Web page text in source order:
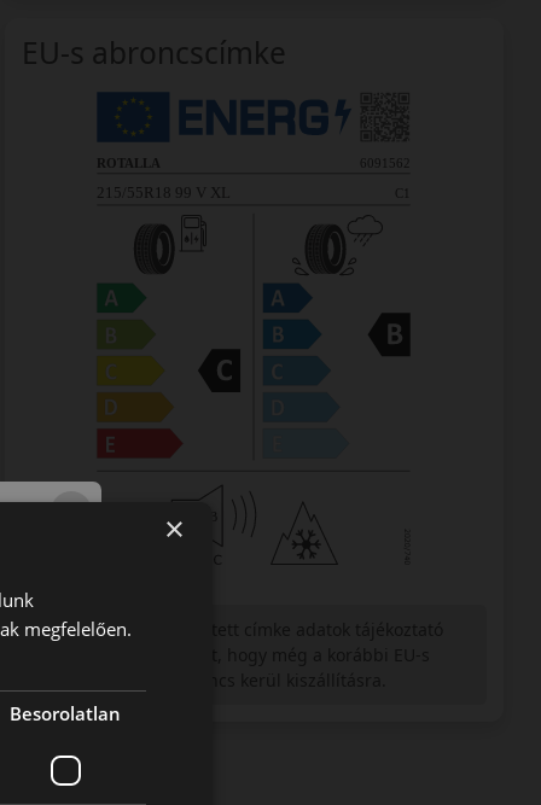
EU-s abroncscímke
Figyelem a feltüntetett címke adatok tájékoztató
×
megfelelően.
Besorolatlan